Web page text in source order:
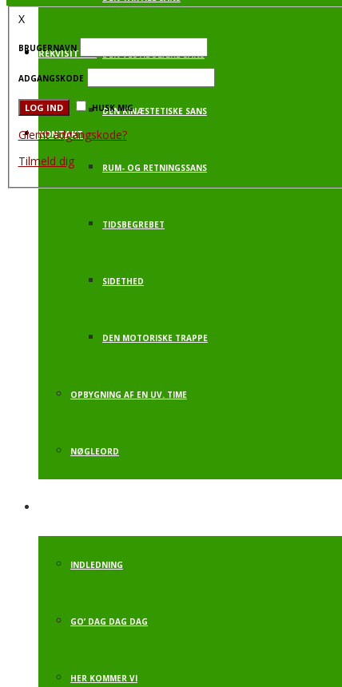
REKVISITTER
KONTAKT
DEN VESTIBULÆRE SANS
DEN KINÆSTETISKE SANS
RUM- OG RETNINGSSANS
TIDSBEGREBET
SIDETHED
DEN MOTORISKE TRAPPE
OPBYGNING AF EN UV. TIME
NØGLEORD
INDLEDNING
GO’ DAG DAG DAG
HER KOMMER VI
X
BRUGERNAVN
ADGANGSKODE
HUSK MIG
Glemt adgangskode?
Tilmeld dig